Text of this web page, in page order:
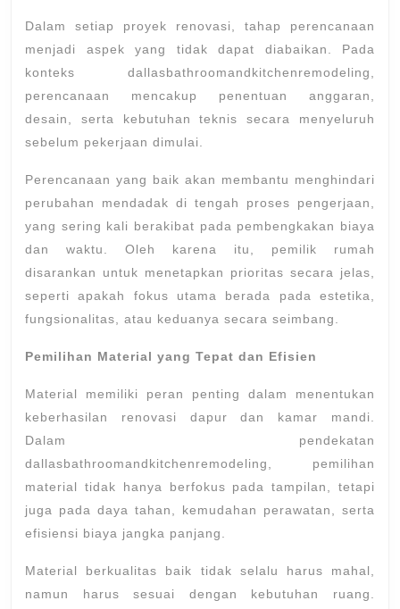
Dalam setiap proyek renovasi, tahap perencanaan
menjadi aspek yang tidak dapat diabaikan. Pada
konteks dallasbathroomandkitchenremodeling,
perencanaan mencakup penentuan anggaran,
desain, serta kebutuhan teknis secara menyeluruh
sebelum pekerjaan dimulai.
Perencanaan yang baik akan membantu menghindari
perubahan mendadak di tengah proses pengerjaan,
yang sering kali berakibat pada pembengkakan biaya
dan waktu. Oleh karena itu, pemilik rumah
disarankan untuk menetapkan prioritas secara jelas,
seperti apakah fokus utama berada pada estetika,
fungsionalitas, atau keduanya secara seimbang.
Pemilihan Material yang Tepat dan Efisien
Material memiliki peran penting dalam menentukan
keberhasilan renovasi dapur dan kamar mandi.
Dalam pendekatan
dallasbathroomandkitchenremodeling, pemilihan
material tidak hanya berfokus pada tampilan, tetapi
juga pada daya tahan, kemudahan perawatan, serta
efisiensi biaya jangka panjang.
Material berkualitas baik tidak selalu harus mahal,
namun harus sesuai dengan kebutuhan ruang.